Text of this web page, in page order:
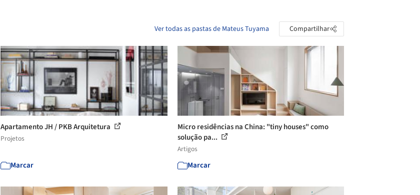
Ver todas as pastas de Mateus Tuyama Compartilhar
Apartamento JH / PKB Arquitetura
Projetos
Marcar
Micro residências na China: "tiny houses" como
solução pa...
Artigos
Marcar